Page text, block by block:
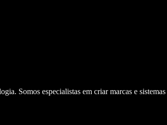
Somos especialistas em criar marcas e